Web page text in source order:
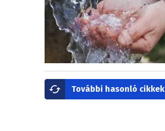
További hasonló cikkek